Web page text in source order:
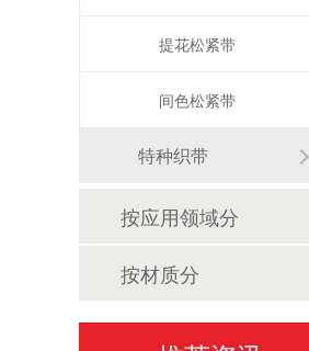
提花松紧带
间色松紧带
特种织带
按应用领域分
按材质分